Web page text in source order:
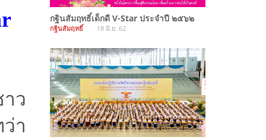
ว
า
กฐินสัมฤทธิ์เด็กดี V-Star ประจำปี ๒๕๖๒
กฐินสัมฤทธิ์ 18 มิ.ย. 62